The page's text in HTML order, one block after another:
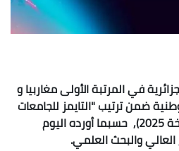
في المرتبة الأولى مغاربيا و
جامعة وطنية ضمن ترتيب "التايمز للجامعات
(نسخة 2025), حسبما أورده اليوم
والبحث العلمي.